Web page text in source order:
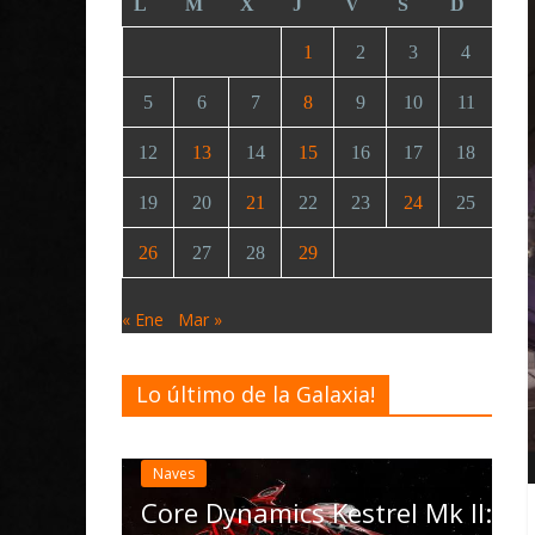
L M X J V S D
1 2 3 4
5 6 7 8 9 10 11
12 13 14 15 16 17 18
19 20 21 22 23 24 25
26 27 28 29
« Ene Mar »
Lo último de la Galaxia!
Kestrel Mk II:
Noticias
Elite Dangerous
actualización
las Operations, el